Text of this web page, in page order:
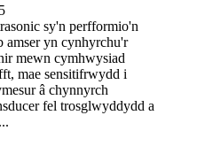
sy'n perfformio'n
amser yn cynhyrchu'r
mewn cymhwysiad
mae sensitifrwydd i
â chynnyrch
fel trosglwyddydd a